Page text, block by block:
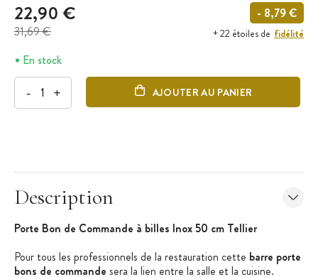
22,90 €
31,69 €
- 8,79 €
+ 22 étoiles de fidélité
En stock
- + AJOUTER AU PANIER
Description
Porte Bon de Commande à billes Inox 50 cm Tellier
Pour tous les professionnels de la restauration cette barre porte
bons de commande sera la lien entre la salle et la cuisine.